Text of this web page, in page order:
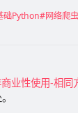
础Python#网络爬
业性使用-相同